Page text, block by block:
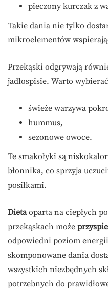
pieczony kurczak z
Takie dania nie tylko
mikroelementów
Przekąski odgrywają
jadłospisie. Warto
świeże warzywa
hummus,
sezonowe owoce.
Te smakołyki są
błonnika, co sprzyja
posiłkami.
Dietaoparta na ciepłych
przekąskach może
odpowiedni poziom
skomponowane dania
wszystkich niezbędnych
potrzebnych do